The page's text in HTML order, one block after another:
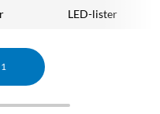
LED-lister